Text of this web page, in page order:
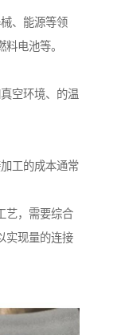
、能源等领
电池等。
空环境、的温
工的成本通常
艺，需要综合
实现量的连接